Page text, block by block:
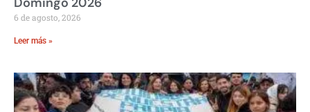
6 de agosto, 2026
Leer más »